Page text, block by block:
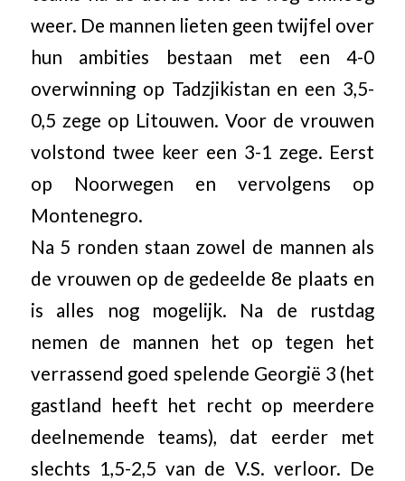
weer. De mannen lieten geen twijfel over
hun ambities bestaan met een 4-0
overwinning op Tadzjikistan en een 3,5-
0,5 zege op Litouwen. Voor de vrouwen
volstond twee keer een 3-1 zege. Eerst
op Noorwegen en vervolgens op
Montenegro.
Na 5 ronden staan zowel de mannen als
de vrouwen op de gedeelde 8e plaats en
is alles nog mogelijk. Na de rustdag
nemen de mannen het op tegen het
verrassend goed spelende Georgië 3 (het
gastland heeft het recht op meerdere
deelnemende teams), dat eerder met
slechts 1,5-2,5 van de V.S. verloor. De